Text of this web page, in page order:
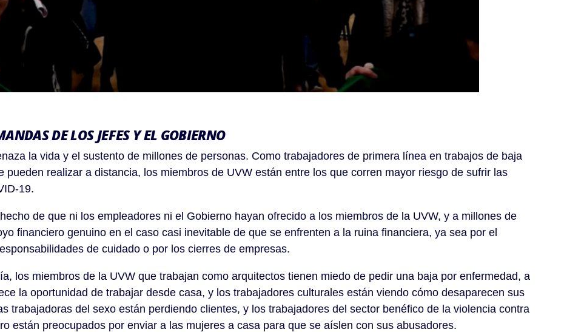
DE LOS JEFES Y EL GOBIERNO
la vida y el sustento de millones de personas. Como trabajadores de primera línea en trabajos de baja
pueden realizar a distancia, los miembros de UVW están entre los que corren mayor riesgo de sufrir las
19.
de que ni los empleadores ni el Gobierno hayan ofrecido a los miembros de la UVW, y a millones de
financiero genuino en el caso casi inevitable de que se enfrenten a la ruina financiera, ya sea por el
de cuidado o por los cierres de empresas.
los miembros de la UVW que trabajan como arquitectos tienen miedo de pedir una baja por enfermedad, a
la oportunidad de trabajar desde casa, y los trabajadores culturales están viendo cómo desaparecen sus
trabajadoras del sexo están perdiendo clientes, y los trabajadores del sector benéfico de la violencia contra
están preocupados por enviar a las mujeres a casa para que se aíslen con sus abusadores.